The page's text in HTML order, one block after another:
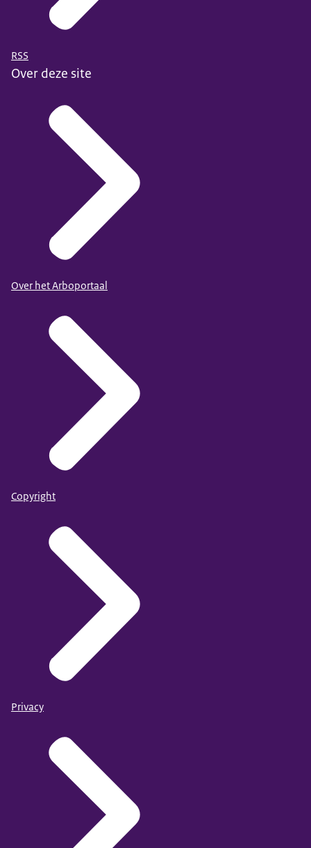
RSS
Over deze site
Over het Arboportaal
Copyright
Privacy